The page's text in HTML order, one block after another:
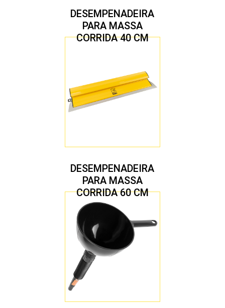
DESEMPENADEIRA
PARA MASSA
CORRIDA 40 CM
DESEMPENADEIRA
PARA MASSA
CORRIDA 60 CM